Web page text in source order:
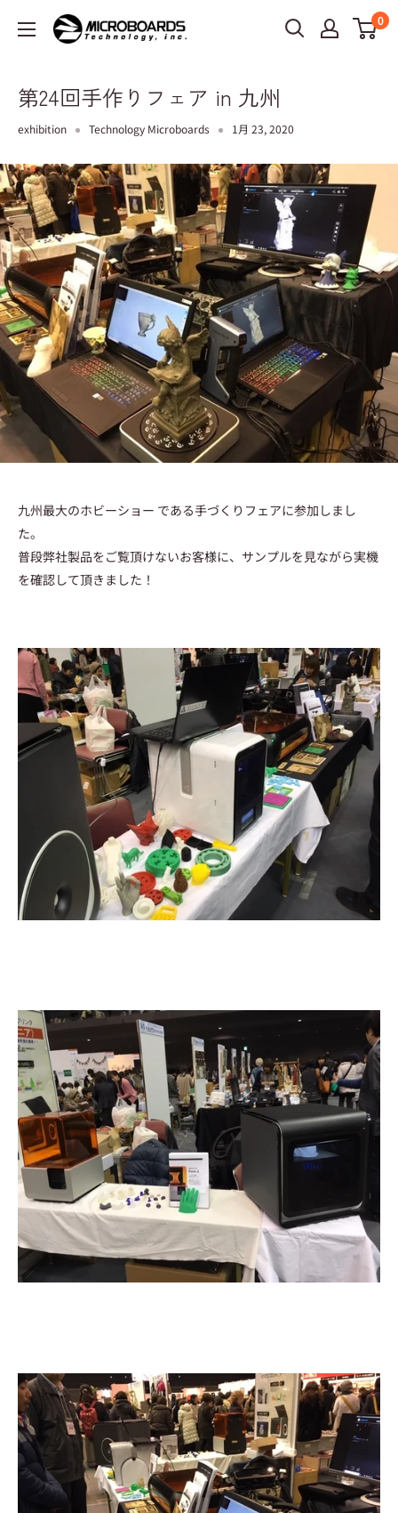
0
第24回手作りフェア in 九州
exhibition Technology Microboards 1月 23, 2020
九州最大のホビーショー である手づくりフェアに参加しまし
た。
普段弊社製品をご覧頂けないお客様に、サンプルを見ながら実機
を確認して頂きました！